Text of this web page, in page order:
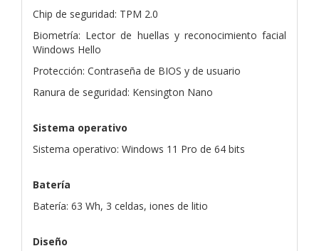
Chip de seguridad: TPM 2.0
Biometría: Lector de huellas y reconocimiento facial
Windows Hello
Protección: Contraseña de BIOS y de usuario
Ranura de seguridad: Kensington Nano
Sistema operativo
Sistema operativo: Windows 11 Pro de 64 bits
Batería
Batería: 63 Wh, 3 celdas, iones de litio
Diseño